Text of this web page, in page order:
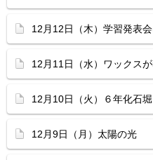
12月12日（木）学習発表
12月11日（水）ワックス
12月10日（火）６年化石
12月9日（月）太陽の光